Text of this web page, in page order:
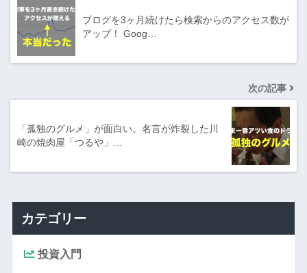
ブログを3ヶ月続けたら検索からのアクセス数が
アップ！ Goog…
次の記事
「孤独のグルメ」が面白い。名言が炸裂した川
崎の焼肉屋「つるや」…
カテゴリー
投資入門